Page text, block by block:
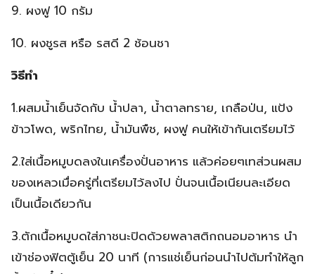
9. ผงฟู 10 กรัม
10. ผงชูรส หรือ รสดี 2 ช้อนชา
วิธีทำ
1.ผสมน้ำเย็นจัดกับ น้ำปลา, น้ำตาลทราย, เกลือป่น, แป้ง
ข้าวโพด, พริกไทย, น้ำมันพืช, ผงฟู คนให้เข้ากันเตรียมไว้
2.ใส่เนื้อหมูบดลงในเครื่องปั่นอาหาร แล้วค่อยๆเทส่วนผสม
ของเหลวเมื่อครู่ที่เตรียมไว้ลงไป ปั่นจนเนื้อเนียนละเอียด
เป็นเนื้อเดียวกัน
3.ตักเนื้อหมูบดใส่ภาชนะปิดด้วยพลาสติกถนอมอาหาร นำ
เข้าช่องฟิตตู้เย็น 20 นาที (การแช่เย็นก่อนนำไปต้มทำให้ลูก